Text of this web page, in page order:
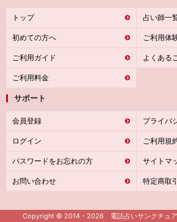
トップ
初めての方へ
ご利用ガイド
ご利用料金
占い師一
ご利用体
よくある
サポート
会員登録
ログイン
パスワードをお忘れの方
お問い合わせ
プライバ
ご利用規
サイトマ
特定商取
Copyright © 2014 - 2026 電話占いサンクチュア